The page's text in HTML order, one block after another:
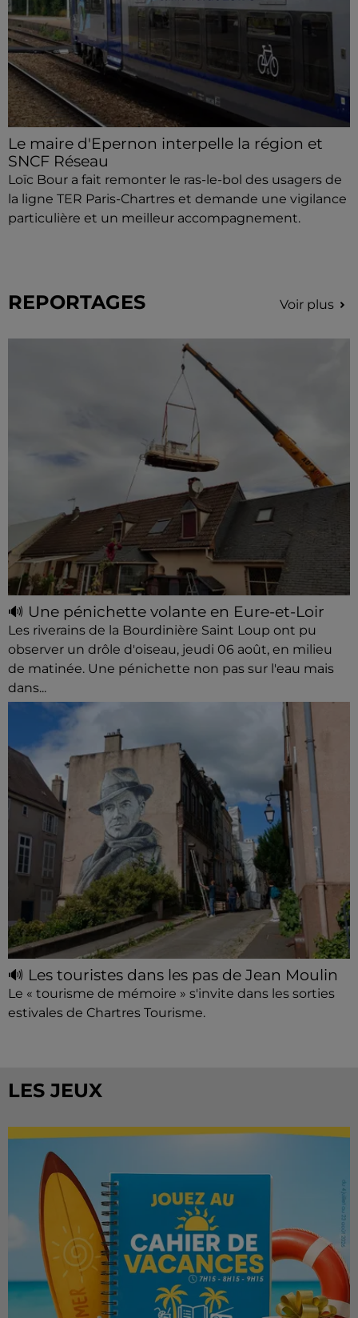
Le maire d'Epernon interpelle la région et
SNCF Réseau
Loïc Bour a fait remonter le ras-le-bol des usagers de
la ligne TER Paris-Chartres et demande une vigilance
particulière et un meilleur accompagnement.
REPORTAGES Voir plus
🔊 Une pénichette volante en Eure-et-Loir
Les riverains de la Bourdinière Saint Loup ont pu
observer un drôle d'oiseau, jeudi 06 août, en milieu
de matinée. Une pénichette non pas sur l'eau mais
dans...
🔊 Les touristes dans les pas de Jean Moulin
Le « tourisme de mémoire » s'invite dans les sorties
estivales de Chartres Tourisme.
LES JEUX